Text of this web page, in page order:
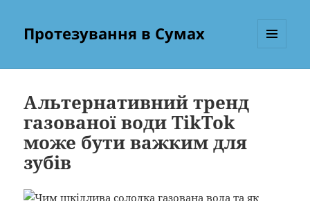
Протезування в Сумах
Альтернативний тренд
газованої води TikTok
може бути важким для
зубів